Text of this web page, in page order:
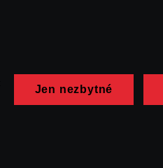
Jen nezbytné